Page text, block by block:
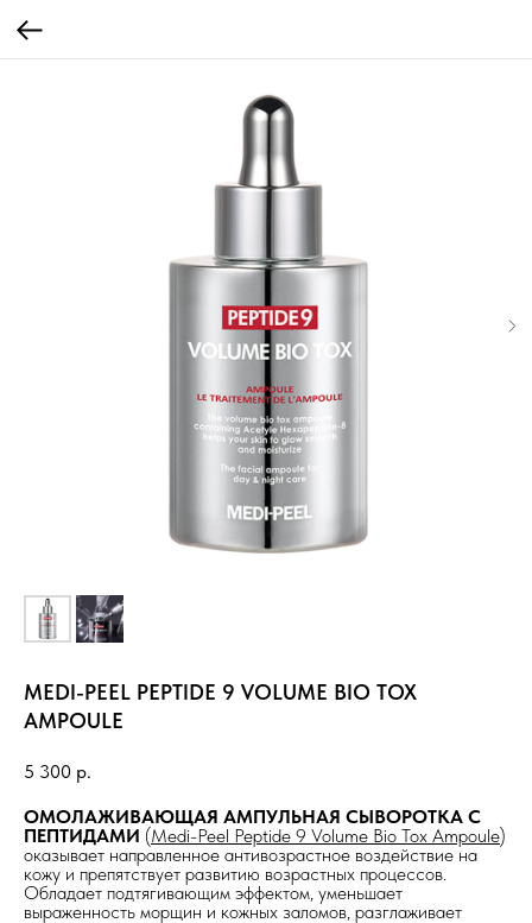
MEDI-PEEL PEPTIDE 9 VOLUME BIO TOX
AMPOULE
5 300 р.
ОМОЛАЖИВАЮЩАЯ АМПУЛЬНАЯ СЫВОРОТКА С
ПЕПТИДАМИ (Medi-Peel Peptide 9 Volume Bio Tox Ampoule)
оказывает направленное антивозрастное воздействие на
кожу и препятствует развитию возрастных процессов.
Обладает подтягивающим эффектом, уменьшает
выраженность морщин и кожных заломов, разглаживает